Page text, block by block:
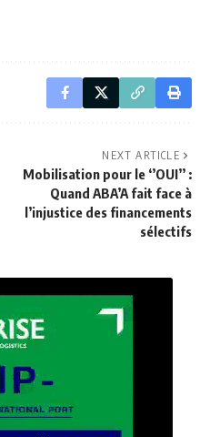
NEXT ARTICLE
Mobilisation pour le ‘’OUI’’ :
Quand ABA’A fait face à
l’injustice des financements
sélectifs